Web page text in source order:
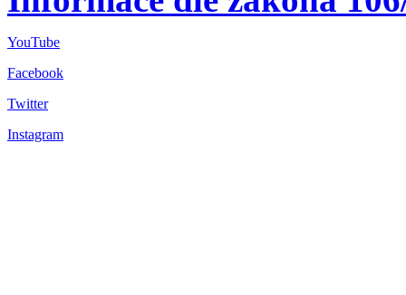
YouTube
Facebook
Twitter
Instagram